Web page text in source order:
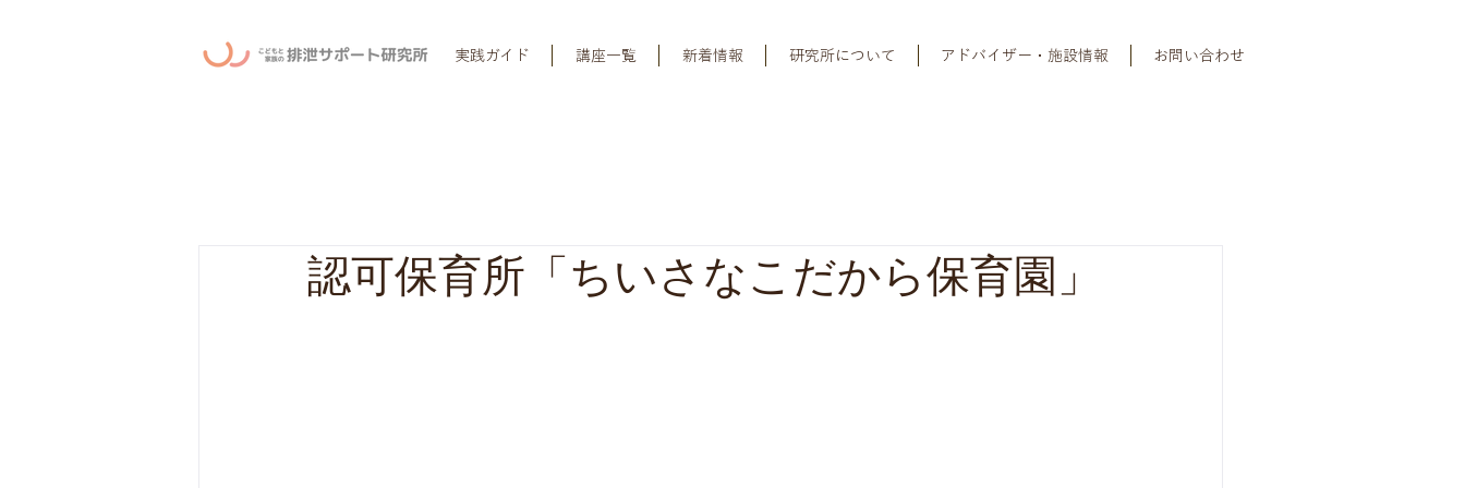
実践ガイド 講座一覧 新着情報 研究所について アドバイザー・施設情報 お問い合わせ
認可保育所「ちいさなこだから保育園」